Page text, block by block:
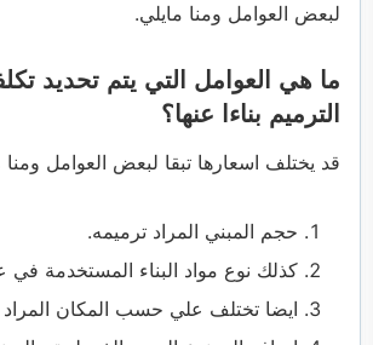
لبعض العوامل ومنا مايلي.
ما هي العوامل التي يتم تحديد
الترميم بناءا عنها؟
قد يختلف اسعارها تبقا لبعض العوامل ومنا
حجم المبني المراد ترميمه.
كذلك نوع مواد البناء المستخدمة في
ايضا تختلف علي حسب المكان المراد